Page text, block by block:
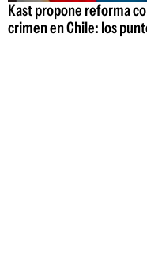
Kast propone reforma
crimen en Chile: los